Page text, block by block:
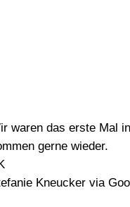
waren das erste Mal
gerne wieder.
Kneucker via